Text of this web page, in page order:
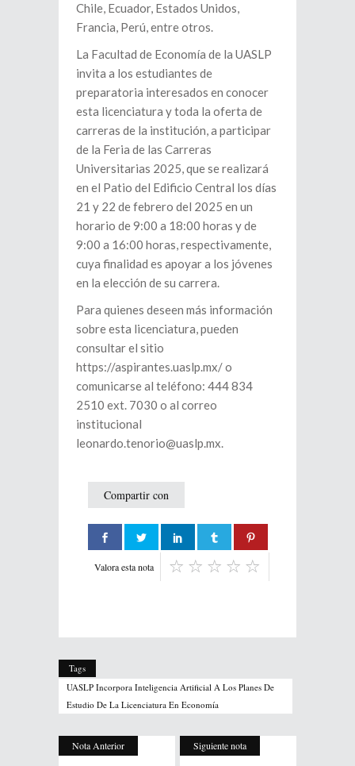
Chile, Ecuador, Estados Unidos,
Francia, Perú, entre otros.
La Facultad de Economía de la UASLP
invita a los estudiantes de
preparatoria interesados en conocer
esta licenciatura y toda la oferta de
carreras de la institución, a participar
de la Feria de las Carreras
Universitarias 2025, que se realizará
en el Patio del Edificio Central los días
21 y 22 de febrero del 2025 en un
horario de 9:00 a 18:00 horas y de
9:00 a 16:00 horas, respectivamente,
cuya finalidad es apoyar a los jóvenes
en la elección de su carrera.
Para quienes deseen más información
sobre esta licenciatura, pueden
consultar el sitio
https://aspirantes.uaslp.mx/ o
comunicarse al teléfono: 444 834
2510 ext. 7030 o al correo
institucional
leonardo.tenorio@uaslp.mx.
Compartir con
Valora esta nota
Tags
UASLP Incorpora Inteligencia Artificial A Los Planes De
Estudio De La Licenciatura En Economía
Nota Anterior Siguiente nota